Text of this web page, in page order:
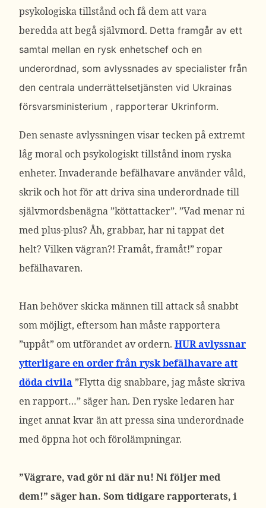
psykologiska tillstånd och få dem att vara
beredda att begå självmord. Detta framgår av ett
samtal mellan en rysk enhetschef och en
underordnad, som avlyssnades av specialister från
den centrala underrättelsetjänsten vid Ukrainas
försvarsministerium , rapporterar Ukrinform.
Den senaste avlyssningen visar tecken på extremt
låg moral och psykologiskt tillstånd inom ryska
enheter. Invaderande befälhavare använder våld,
skrik och hot för att driva sina underordnade till
självmordsbenägna ”köttattacker”. ”Vad menar ni
med plus-plus? Åh, grabbar, har ni tappat det
helt? Vilken vägran?! Framåt, framåt!” ropar
befälhavaren.
Han behöver skicka männen till attack så snabbt
som möjligt, eftersom han måste rapportera
”uppåt” om utförandet av ordern. HUR avlyssnar
ytterligare en order från rysk befälhavare att
döda civila ”Flytta dig snabbare, jag måste skriva
en rapport…” säger han. Den ryske ledaren har
inget annat kvar än att pressa sina underordnade
med öppna hot och förolämpningar.
”Vägrare, vad gör ni där nu! Ni följer med
dem!” säger han. Som tidigare rapporterats, i